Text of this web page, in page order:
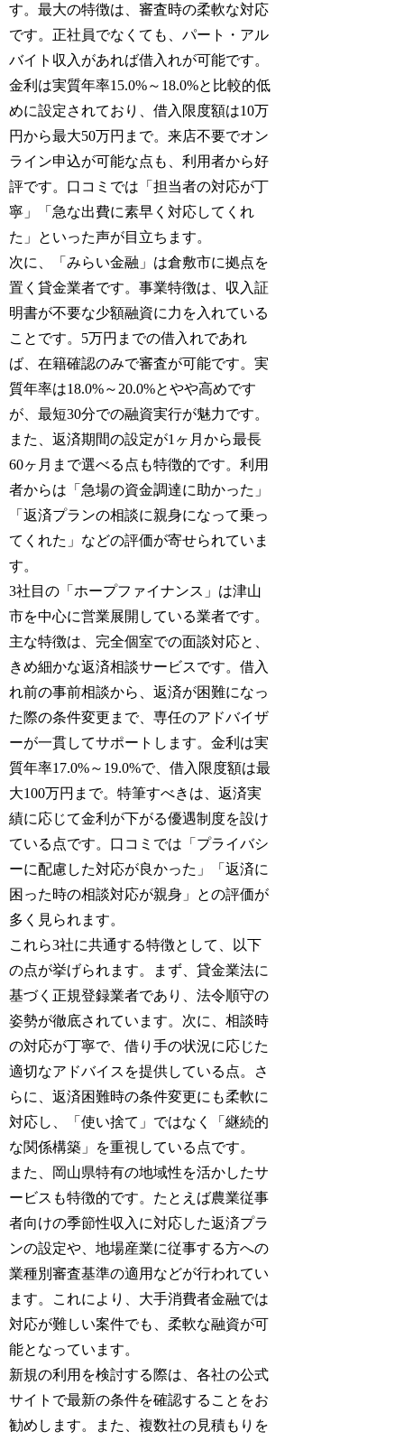
す。最大の特徴は、審査時の柔軟な対応
です。正社員でなくても、パート・アル
バイト収入があれば借入れが可能です。
金利は実質年率15.0%～18.0%と比較的低
めに設定されており、借入限度額は10万
円から最大50万円まで。来店不要でオン
ライン申込が可能な点も、利用者から好
評です。口コミでは「担当者の対応が丁
寧」「急な出費に素早く対応してくれ
た」といった声が目立ちます。
次に、「みらい金融」は倉敷市に拠点を
置く貸金業者です。事業特徴は、収入証
明書が不要な少額融資に力を入れている
ことです。5万円までの借入れであれ
ば、在籍確認のみで審査が可能です。実
質年率は18.0%～20.0%とやや高めです
が、最短30分での融資実行が魅力です。
また、返済期間の設定が1ヶ月から最長
60ヶ月まで選べる点も特徴的です。利用
者からは「急場の資金調達に助かった」
「返済プランの相談に親身になって乗っ
てくれた」などの評価が寄せられていま
す。
3社目の「ホープファイナンス」は津山
市を中心に営業展開している業者です。
主な特徴は、完全個室での面談対応と、
きめ細かな返済相談サービスです。借入
れ前の事前相談から、返済が困難になっ
た際の条件変更まで、専任のアドバイザ
ーが一貫してサポートします。金利は実
質年率17.0%～19.0%で、借入限度額は最
大100万円まで。特筆すべきは、返済実
績に応じて金利が下がる優遇制度を設け
ている点です。口コミでは「プライバシ
ーに配慮した対応が良かった」「返済に
困った時の相談対応が親身」との評価が
多く見られます。
これら3社に共通する特徴として、以下
の点が挙げられます。まず、貸金業法に
基づく正規登録業者であり、法令順守の
姿勢が徹底されています。次に、相談時
の対応が丁寧で、借り手の状況に応じた
適切なアドバイスを提供している点。さ
らに、返済困難時の条件変更にも柔軟に
対応し、「使い捨て」ではなく「継続的
な関係構築」を重視している点です。
また、岡山県特有の地域性を活かしたサ
ービスも特徴的です。たとえば農業従事
者向けの季節性収入に対応した返済プラ
ンの設定や、地場産業に従事する方への
業種別審査基準の適用などが行われてい
ます。これにより、大手消費者金融では
対応が難しい案件でも、柔軟な融資が可
能となっています。
新規の利用を検討する際は、各社の公式
サイトで最新の条件を確認することをお
勧めします。また、複数社の見積もりを